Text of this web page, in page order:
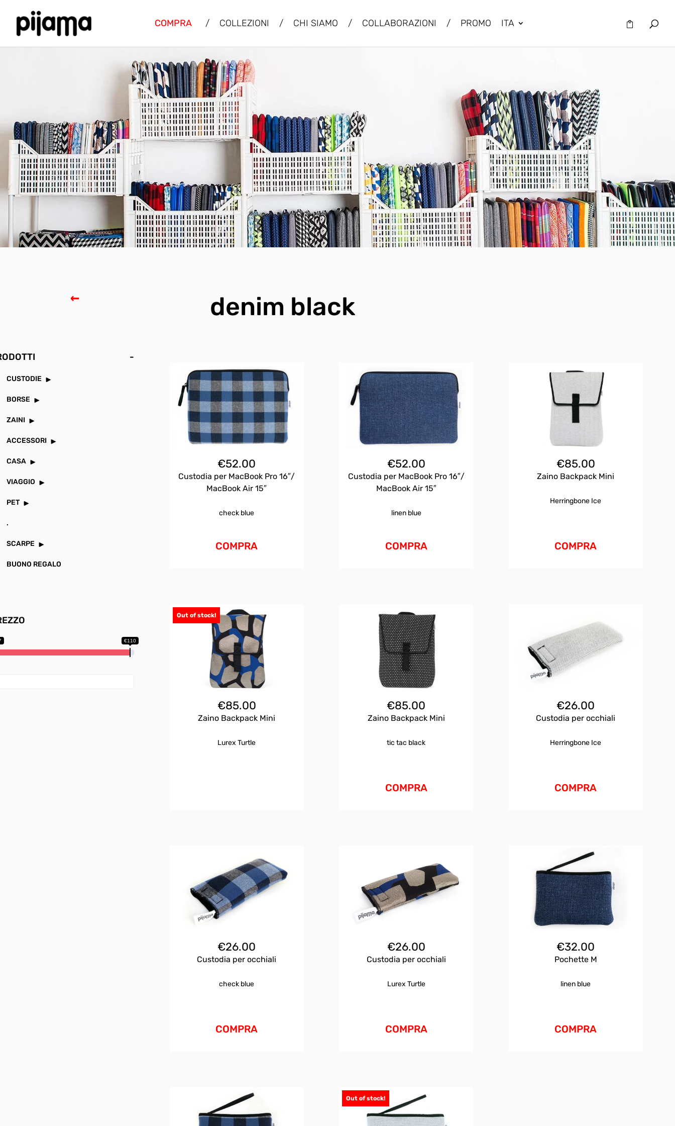
COMPRA / COLLEZIONI / CHI SIAMO / COLLABORAZIONI / PROMO ITA
denim black
-
CUSTODIE
BORSE
ZAINI
ACCESSORI
CASA
VIAGGIO
PET
.
SCARPE
BUONO REGALO
€110
€52.00
Custodia per MacBook Pro 16″/
MacBook Air 15″
check blue
COMPRA
€52.00
Custodia per MacBook Pro 16″/
MacBook Air 15″
linen blue
COMPRA
€85.00
Zaino Backpack Mini
Herringbone Ice
COMPRA
Out of stock!
€85.00
Zaino Backpack Mini
Lurex Turtle
€85.00
Zaino Backpack Mini
tic tac black
COMPRA
€26.00
Custodia per occhiali
Herringbone Ice
COMPRA
€26.00
Custodia per occhiali
check blue
COMPRA
€26.00
Custodia per occhiali
Lurex Turtle
COMPRA
€32.00
Pochette M
linen blue
COMPRA
Out of stock!